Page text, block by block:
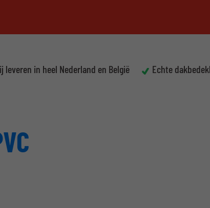
leveren in heel Nederland en België Echte